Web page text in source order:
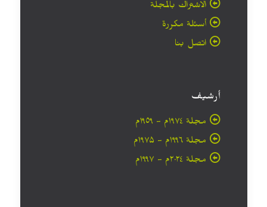
الاشتراك بالمجلة
أسئلة مكررة
اتصل بنا
أرشيف
مجلة ۱۹۷٤م - ١٩٥٩م
مجلة ۱۹۹٦م - ۱۹۷۵م
مجلة ۲۰۲٤م - ۱۹۹۷م